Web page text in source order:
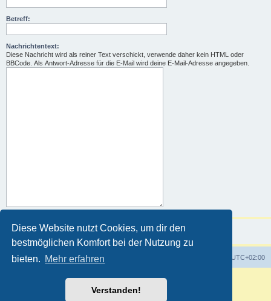
Diese Website nutzt Cookies, um dir den
bestmöglichen Komfort bei der Nutzung zu
bieten. Mehr erfahren
Verstanden!
Betreff:
Nachrichtentext:
Diese Nachricht wird als reiner Text verschickt, verwende daher kein HTML oder
BBCode. Als Antwort-Adresse für die E-Mail wird deine E-Mail-Adresse angegeben.
Foren-Übersicht UTC+02:00
Powered byphpBB® Forum Software © phpBB Limited
Deutsche Übersetzung durch